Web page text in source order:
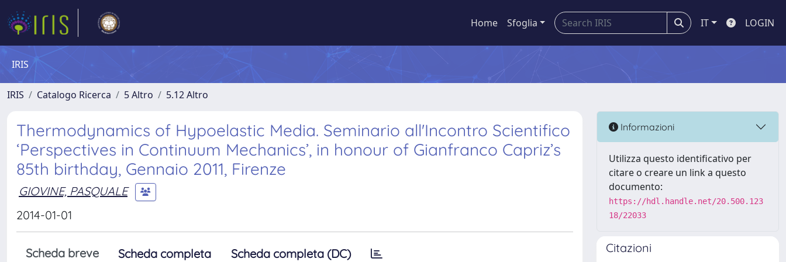
Home Sfoglia IT LOGIN
IRIS
IRIS Catalogo Ricerca 5 Altro 5.12 Altro
Thermodynamics of Hypoelastic Media. Seminario all'Incontro Scientifico
‘Perspectives in Continuum Mechanics’, in honour of Gianfranco Capriz’s
85th birthday, Gennaio 2011, Firenze
GIOVINE, PASQUALE
2014-01-01
Scheda breve Scheda completa Scheda completa (DC)
Informazioni
Utilizza questo identificativo per
citare o creare un link a questo
documento:
https://hdl.handle.net/20.500.123
18/22033
Citazioni